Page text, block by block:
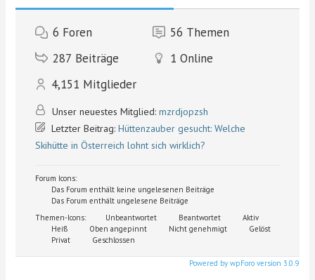
6 Foren 56 Themen
287 Beiträge 1 Online
4,151 Mitglieder
Unser neuestes Mitglied:mzrdjopzsh
Letzter Beitrag:Hüttenzauber gesucht: Welche
Skihütte in Österreich lohnt sich wirklich?
Forum Icons:
Das Forum enthält keine ungelesenen Beiträge
Das Forum enthält ungelesene Beiträge
Themen-Icons:
Unbeantwortet Beantwortet
Aktiv
Heiß
Oben angepinnt Nicht genehmigt
Gelöst
Privat
Geschlossen
Powered by wpForo version 3.0.9